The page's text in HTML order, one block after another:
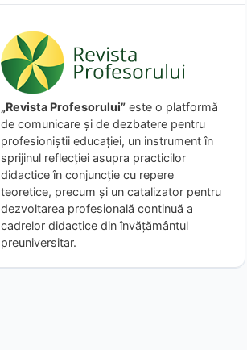
„Revista Profesorului” este o platformă
de comunicare și de dezbatere pentru
profesioniștii educației, un instrument în
sprijinul reflecției asupra practicilor
didactice în conjuncție cu repere
teoretice, precum și un catalizator pentru
dezvoltarea profesională continuă a
cadrelor didactice din învățământul
preuniversitar.